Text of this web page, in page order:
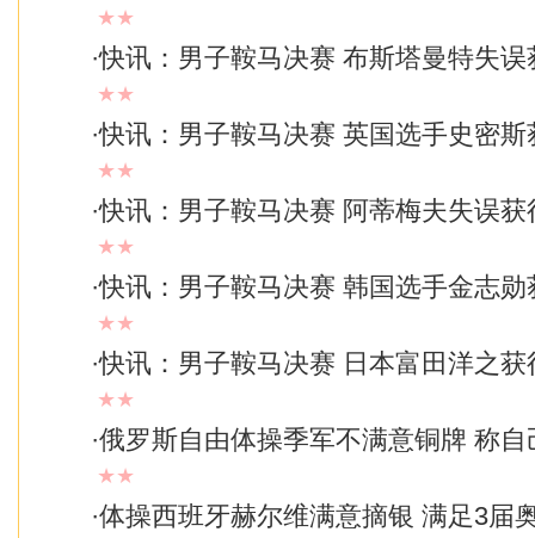
★★
·快讯：男子鞍马决赛 布斯塔曼特失误
★★
·快讯：男子鞍马决赛 英国选手史密斯
★★
·快讯：男子鞍马决赛 阿蒂梅夫失误获
★★
·快讯：男子鞍马决赛 韩国选手金志勋
★★
·快讯：男子鞍马决赛 日本富田洋之获
★★
·俄罗斯自由体操季军不满意铜牌 称自
★★
·体操西班牙赫尔维满意摘银 满足3届